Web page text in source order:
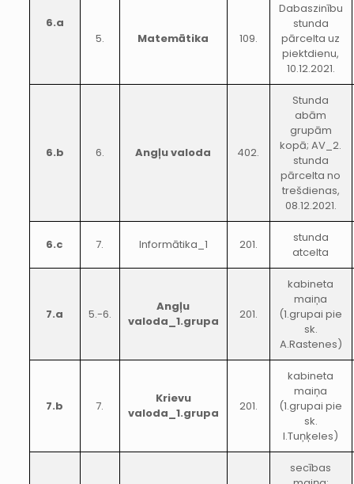
6.a
5. Matemātika 109.
Dabaszinību
stunda
pārcelta uz
piektdienu,
10.12.2021.
6.b 6. Angļu valoda 402.
Stunda
abām
grupām
kopā; AV_2.
stunda
pārcelta no
trešdienas,
08.12.2021.
6.c 7. Informātika_1 201.
stunda
atcelta
7.a 5.-6.
Angļu
valoda_1.grupa
201.
kabineta
maiņa
(1.grupai pie
sk.
A.Rastenes)
7.b 7.
Krievu
valoda_1.grupa
201.
kabineta
maiņa
(1.grupai pie
sk.
I.Tuņķeles)
secības